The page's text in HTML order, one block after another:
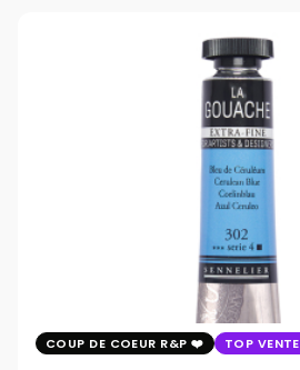
COUP DE COEUR R&P TOP VENTE